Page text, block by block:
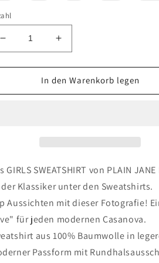
Verringere
die
Menge
GIRLS
Erhöhe
die
Menge
für
GIRLS
In den Warenkorb legen
GIRLS SWEATSHIRT von PLAIN JANE
Klassiker unter den Sweatshirts.
Aussichten mit dieser Fotografie!
für jeden modernen Casanova.
aus 100% Baumwolle in
Passform mit